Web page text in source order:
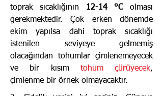
toprak sıcaklığının 12-14 °Colması
gerekmektedir. Çok erken dönemde
ekim yapılsa dahi toprak sıcaklığı
istenilen seviyeye gelmemiş
olacağından tohumlar çimlenemeyecek
ve bir kısım tohum çürüyecek,
çimlenme bir örnek olmayacaktır.